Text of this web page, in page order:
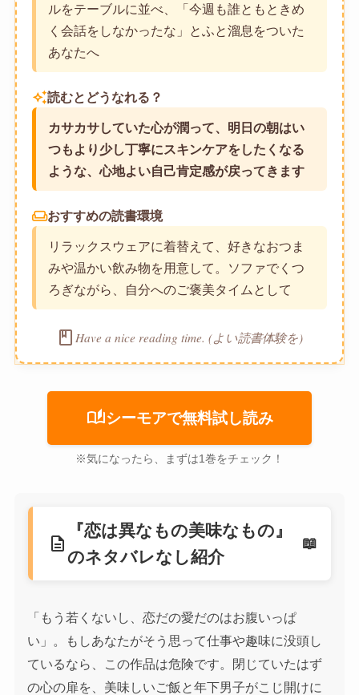
ルをテーブルに並べ、「今週も誰ともときめ
く会話をしなかったな」とふと溜息をついた
あなたへ
auto_awesome読むとどうなれる？
カサカサしていた心が潤って、明日の朝はい
つもより少し丁寧にスキンケアをしたくなる
ような、心地よい自己肯定感が戻ってきます
weekendおすすめの読書環境
リラックスウェアに着替えて、好きなおつま
みや温かい飲み物を用意して。ソファでくつ
ろぎながら、自分へのご褒美タイムとして
book Have a nice reading time. (よい読書体験を)
auto_storiesシーモアで無料試し読み
※気になったら、まずは1巻をチェック！
description
『恋は異なもの美味なもの』
のネタバレなし紹介
「もう若くないし、恋だの愛だのはお腹いっぱ
い」。もしあなたがそう思って仕事や趣味に没頭し
ているなら、この作品は危険です。閉じていたはず
の心の扉を、美味しいご飯と年下男子がこじ開けに